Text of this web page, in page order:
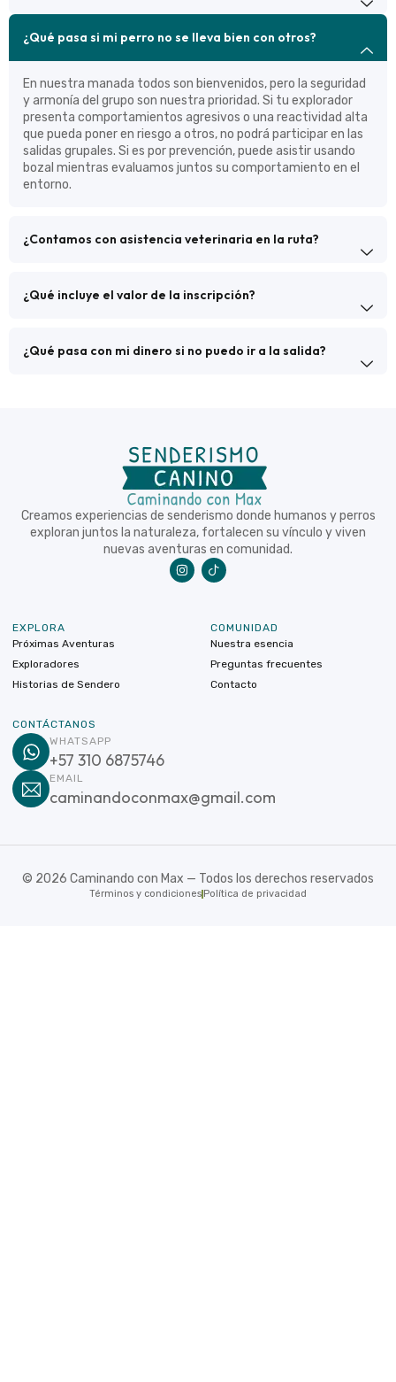
¿Qué pasa si mi perro no se lleva bien con otros?
En nuestra manada todos son bienvenidos, pero la seguridad
y armonía del grupo son nuestra prioridad. Si tu explorador
presenta comportamientos agresivos o una reactividad alta
que pueda poner en riesgo a otros, no podrá participar en las
salidas grupales. Si es por prevención, puede asistir usando
bozal mientras evaluamos juntos su comportamiento en el
entorno.
¿Contamos con asistencia veterinaria en la ruta?
¿Qué incluye el valor de la inscripción?
¿Qué pasa con mi dinero si no puedo ir a la salida?
Creamos experiencias de senderismo donde humanos y perros
exploran juntos la naturaleza, fortalecen su vínculo y viven
nuevas aventuras en comunidad.
EXPLORA
Próximas Aventuras
Exploradores
Historias de Sendero
COMUNIDAD
Nuestra esencia
Preguntas frecuentes
Contacto
CONTÁCTANOS
WHATSAPP
+57 310 6875746
EMAIL
caminandoconmax@gmail.com
© 2026 Caminando con Max — Todos los derechos reservados
Términos y condiciones Política de privacidad